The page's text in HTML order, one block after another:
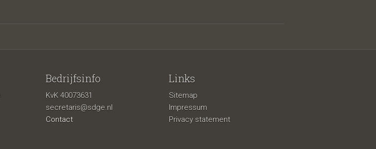
Bedrijfsinfo
KvK 40073631
secretaris@sdge.nl
Contact
Links
Sitemap
Impressum
Privacy statement